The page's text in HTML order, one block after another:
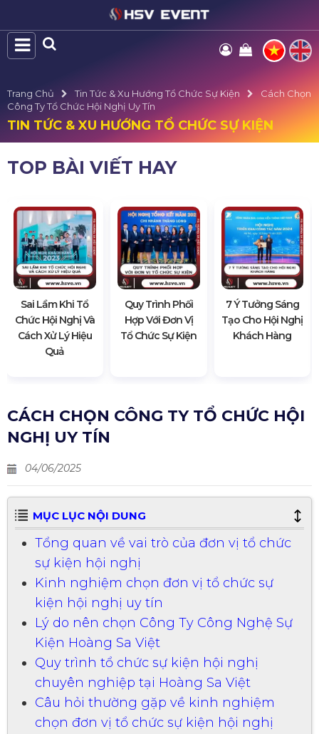
Trang Chủ Tin Tức & Xu Hướng Tổ Chức Sự Kiện
Cách Chọn
Công Ty Tổ Chức Hội Nghị Uy Tín
TIN TỨC & XU HƯỚNG TỔ CHỨC SỰ KIỆN
TOP BÀI VIẾT HAY
Sai Lầm Khi Tổ
Chức Hội Nghị Và
Cách Xử Lý Hiệu
Quả
Quy Trình Phối
Hợp Với Đơn Vị
Tổ Chức Sự Kiện
7 Ý Tưởng Sáng
Tạo Cho Hội Nghị
Khách Hàng
CÁCH CHỌN CÔNG TY TỔ CHỨC HỘI
NGHỊ UY TÍN
04/06/2025
MỤC LỤC NỘI DUNG
Tổng quan về vai trò của đơn vị tổ chức
sự kiện hội nghị
Kinh nghiệm chọn đơn vị tổ chức sự
kiện hội nghị uy tín
Lý do nên chọn Công Ty Công Nghệ Sự
Kiện Hoàng Sa Việt
Quy trình tổ chức sự kiện hội nghị
chuyên nghiệp tại Hoàng Sa Việt
Câu hỏi thường gặp về kinh nghiệm
chọn đơn vị tổ chức sự kiện hội nghị